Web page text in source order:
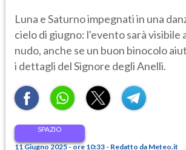
Luna e Saturno impegnati in una
cielo di giugno: l'evento sarà visibile
nudo, anche se un buon binocolo
i dettagli del Signore degli Anelli.
SPAZIO
11 Giugno 2025 - ore 10:33 - Redatto da Meteo.it